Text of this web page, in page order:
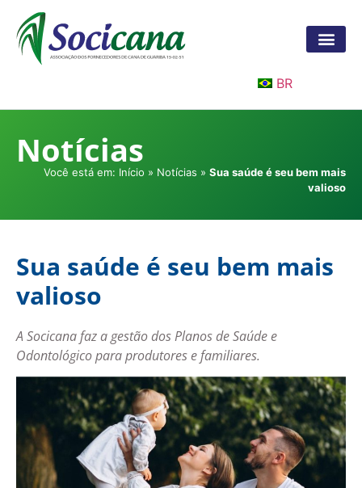
BR
Notícias
Você está em: Início » Notícias » Sua saúde é seu bem mais
valioso
Sua saúde é seu bem mais
valioso
A Socicana faz a gestão dos Planos de Saúde e
Odontológico para produtores e familiares.